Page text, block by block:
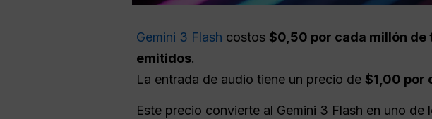
Gemini 3 Flash costos $0,50 por cada millón
emitidos.
La entrada de audio tiene un precio de $1,00 por
Este precio convierte al Gemini 3 Flash en uno de